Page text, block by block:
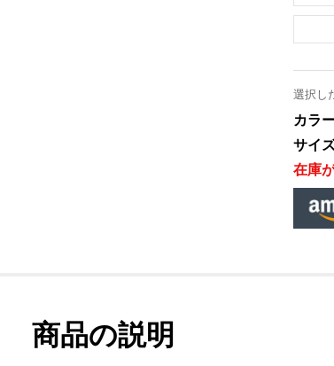
選択し
カラ
サイ
在庫
商品の説明